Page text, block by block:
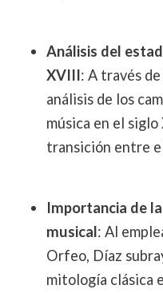
Análisis del
XVIII: A través
análisis de los
música en el
transición entre
Importancia de
musical: Al
Orfeo, Díaz
mitología clásica